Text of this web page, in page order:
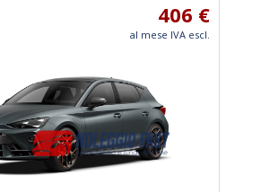
406 €
al mese IVA escl.